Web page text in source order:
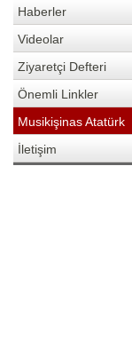
Haberler
Videolar
Ziyaretçi Defteri
Önemli Linkler
Musikişinas Atatürk
İletişim